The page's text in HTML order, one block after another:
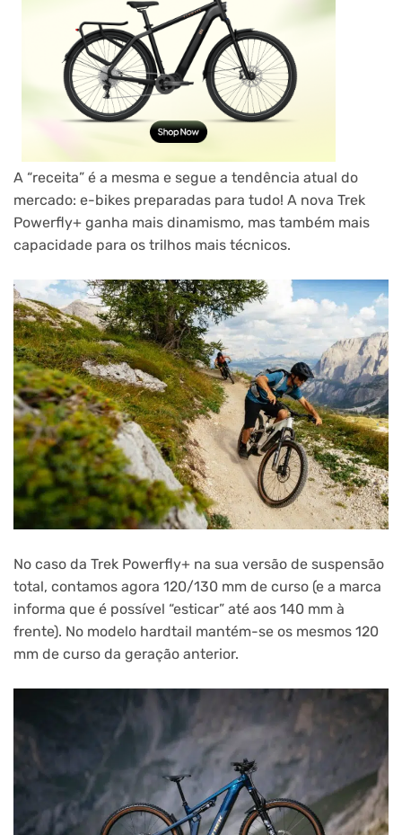
A “receita” é a mesma e segue a tendência atual do
mercado: e-bikes preparadas para tudo! A nova Trek
Powerfly+ ganha mais dinamismo, mas também mais
capacidade para os trilhos mais técnicos.
No caso da Trek Powerfly+ na sua versão de suspensão
total, contamos agora 120/130 mm de curso (e a marca
informa que é possível “esticar” até aos 140 mm à
frente). No modelo hardtail mantém-se os mesmos 120
mm de curso da geração anterior.